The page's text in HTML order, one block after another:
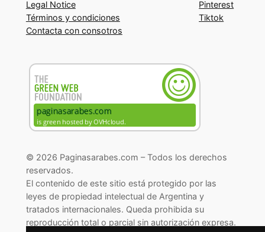
Legal Notice
Términos y condiciones
Contacta con consotros
Pinterest
Tiktok
© 2026 Paginasarabes.com – Todos los derechos
reservados.
El contenido de este sitio está protegido por las
leyes de propiedad intelectual de Argentina y
tratados internacionales. Queda prohibida su
reproducción total o parcial sin autorización expresa.